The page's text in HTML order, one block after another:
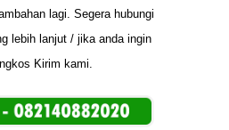
lagi. Segera hubungi
lebih lanjut / jika anda ingin
Kirim kami.